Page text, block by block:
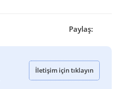
Paylaş:
İletişim için tıklayın